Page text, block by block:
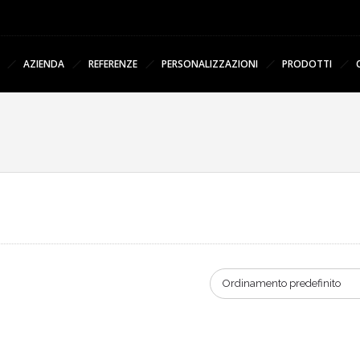
AZIENDA REFERENZE PERSONALIZZAZIONI PRODOTTI
Ordinamento predefinito